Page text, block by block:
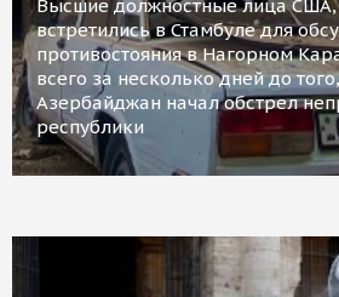
Высшие должностные лица США,
встретились в Стамбуле для
противостояния в Нагорном
всего за несколько дней до
Азербайджан начал обстрел
республики